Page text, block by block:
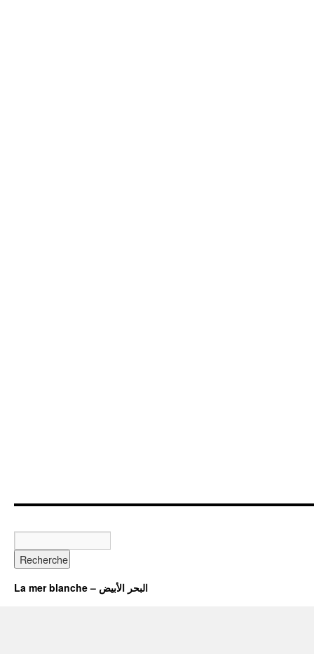
La mer blanche – البحر الأبيض